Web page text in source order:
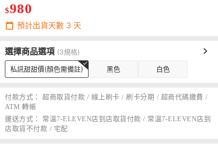
$980
預計出貨天數 3 天
選擇商品選項 (3規格)
私訊甜甜價(顏色需備註) 黑色 白色
付款方式：
超商取貨付款 / 線上刷卡 / 刷卡分期 / 超商代碼繳費 /
ATM 轉帳
運送方式：
常溫7-ELEVEN店到店取貨付款 / 常溫7-ELEVEN店到
店取貨不付款 / 宅配